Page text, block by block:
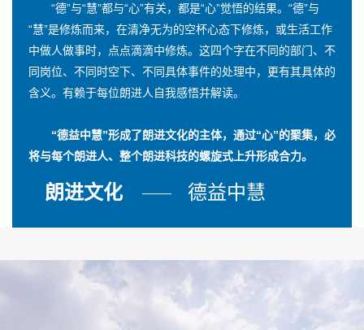
“德”与“慧”都与“心”有关，都是“心”觉悟的结果。“德”与
“慧”是修炼而来，在清净无为的空杯心态下修炼，或生活工作
中做人做事时，点点滴滴中修炼。这四个字在不同的部门、不
同岗位、不同时空下、不同具体事件的处理中，更有其具体的
含义。有赖于每位朗进人自我感悟并解读。
“德益中慧”形成了朗进文化的主体，通过“心”的聚集，必
将与每个朗进人、整个朗进科技的螺旋式上升形成合力。
朗进文化 德益中慧